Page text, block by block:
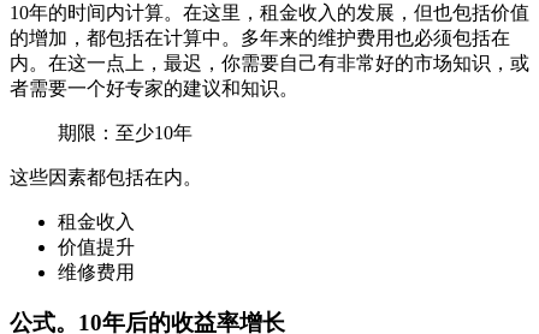
10年的时间内计算。在这里，租金收入的发展，但也包括价值
的增加，都包括在计算中。多年来的维护费用也必须包括在
内。在这一点上，最迟，你需要自己有非常好的市场知识，或
者需要一个好专家的建议和知识。
期限：至少10年
这些因素都包括在内。
租金收入
价值提升
维修费用
公式。10年后的收益率增长